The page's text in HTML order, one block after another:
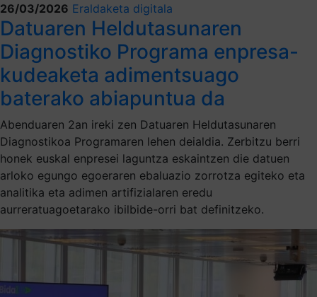
26/03/2026 Eraldaketa digitala
Datuaren Heldutasunaren
Diagnostiko Programa enpresa-
kudeaketa adimentsuago
baterako abiapuntua da
Abenduaren 2an ireki zen Datuaren Heldutasunaren
Diagnostikoa Programaren lehen deialdia. Zerbitzu berri
honek euskal enpresei laguntza eskaintzen die datuen
arloko egungo egoeraren ebaluazio zorrotza egiteko eta
analitika eta adimen artifizialaren eredu
aurreratuagoetarako ibilbide-orri bat definitzeko.